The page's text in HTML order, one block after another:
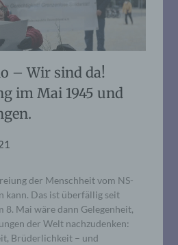
– Wir sind da!
im Mai 1945 und
der Menschheit vom NS-
kann. Das ist überfällig seit
8. Mai wäre dann Gelegenheit,
der Welt nachzudenken:
Brüderlichkeit – und